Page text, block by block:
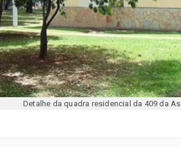
Detalhe da quadra residencial da 409 da